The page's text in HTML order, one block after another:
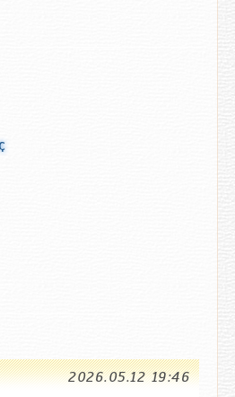
2026.05.12 19:46